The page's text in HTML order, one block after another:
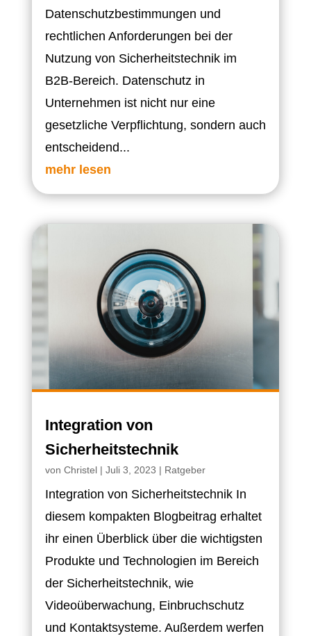
Datenschutzbestimmungen und
rechtlichen Anforderungen bei der
Nutzung von Sicherheitstechnik im
B2B-Bereich. Datenschutz in
Unternehmen ist nicht nur eine
gesetzliche Verpflichtung, sondern auch
entscheidend...
mehr lesen
Integration von
Sicherheitstechnik
von Christel| Juli 3, 2023 | Ratgeber
Integration von Sicherheitstechnik In
diesem kompakten Blogbeitrag erhaltet
ihr einen Überblick über die wichtigsten
Produkte und Technologien im Bereich
der Sicherheitstechnik, wie
Videoüberwachung, Einbruchschutz
und Kontaktsysteme. Außerdem werfen